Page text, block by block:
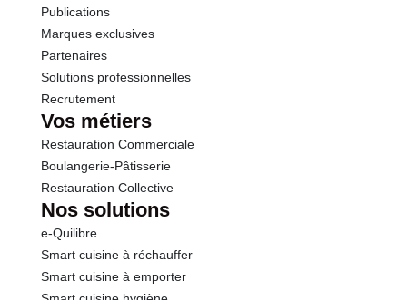
Protéines
Sel
Publications
Marques exclusives
Partenaires
Solutions professionnelles
Recrutement
Vos métiers
Restauration Commerciale
Boulangerie-Pâtisserie
Restauration Collective
Nos solutions
e-Quilibre
Smart cuisine à réchauffer
Smart cuisine à emporter